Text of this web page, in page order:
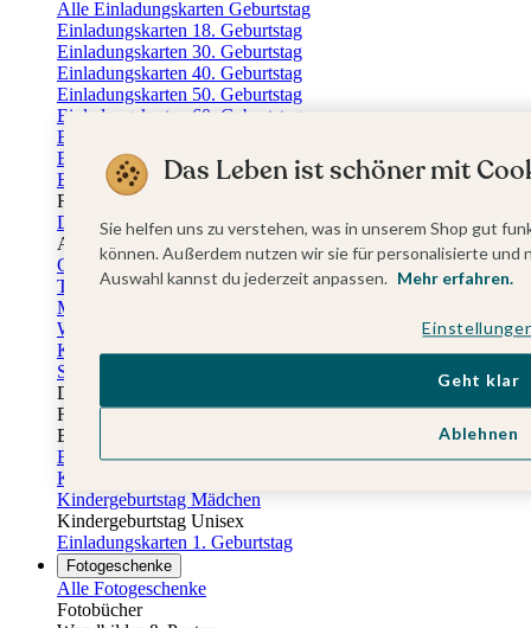
Alle Einladungskarten Geburtstag
Einladungskarten 18. Geburtstag
Einladungskarten 30. Geburtstag
Einladungskarten 40. Geburtstag
Einladungskarten 50. Geburtstag
Einladungskarten 60. Geburtstag
Einladungskarten 70. Geburtstag
Einladungskarten 80. Geburtstag
Einladungskarten 90. Geburtstag
Für jedes Alter
Doppelgeburtstag Einladungen
Alle Geburtstagsextras
Gästebücher Geburtstag
Tischkarten Geburtstag
Menükarten Geburtstag
Weinetiketten Geburtstag
Kartenbox Geburtstag
Save the Date Karten
Dankeskarten Geburtstag
Fotobuch Geburtstag
Eventplattform
Einladungskarten Kindergeburtstag
Kindergeburtstag Jungen
Kindergeburtstag Mädchen
Kindergeburtstag Unisex
Einladungskarten 1. Geburtstag
Fotogeschenke
Alle Fotogeschenke
Fotobücher
Das Leben ist schöner mit
Sie helfen uns zu verstehen, was in unserem Shop gut
können. Außerdem nutzen wir sie für personalisierte
Auswahl kannst du jederzeit anpassen. Mehr erfahren.
Ablehnen
Geht klar